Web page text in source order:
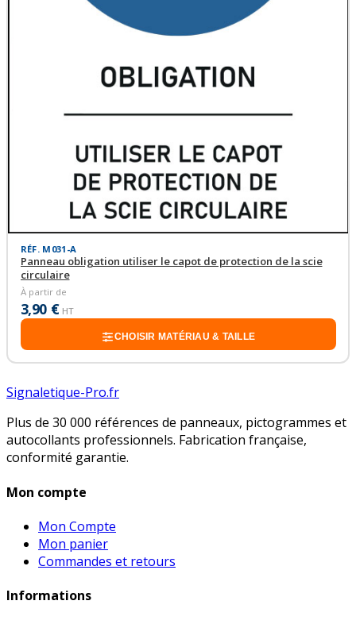
RÉF. M031-A
Panneau obligation utiliser le capot de protection de la scie
circulaire
À partir de
3,90 € HT
CHOISIR MATÉRIAU & TAILLE
Signaletique-Pro.fr
Plus de 30 000 références de panneaux, pictogrammes et
autocollants professionnels. Fabrication française,
conformité garantie.
Mon compte
Mon Compte
Mon panier
Commandes et retours
Informations